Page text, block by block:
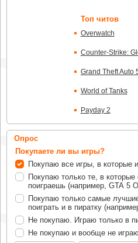
Топ читов
Overwatch
Counter-Strike:
Grand Theft Auto
World of Tanks
Payday 2
Опрос
Покупаете ли вы игры?
Покупаю все игры, в которые
Покупаю только те, в которые
поиграешь (например, GTA 5
Покупаю только самые
поиграть и в пиратку
Не покупаю. Играю только в
Не покупаю и вообще не